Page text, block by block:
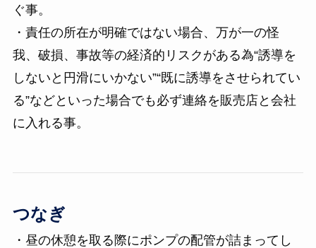
ぐ事。
・責任の所在が明確ではない場合、万が一の怪
我、破損、事故等の経済的リスクがある為“誘導を
しないと円滑にいかない”“既に誘導をさせられてい
る”などといった場合でも必ず連絡を販売店と会社
に入れる事。
つなぎ
・昼の休憩を取る際にポンプの配管が詰まってし